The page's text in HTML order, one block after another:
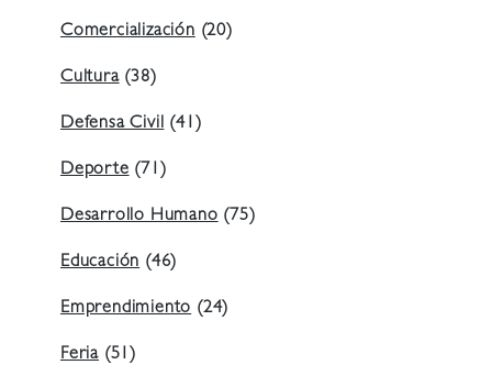
Comercialización (20)
Cultura(38)
Defensa Civil (41)
Deporte (71)
Desarrollo Humano (75)
Educación (46)
Emprendimiento (24)
Feria (51)